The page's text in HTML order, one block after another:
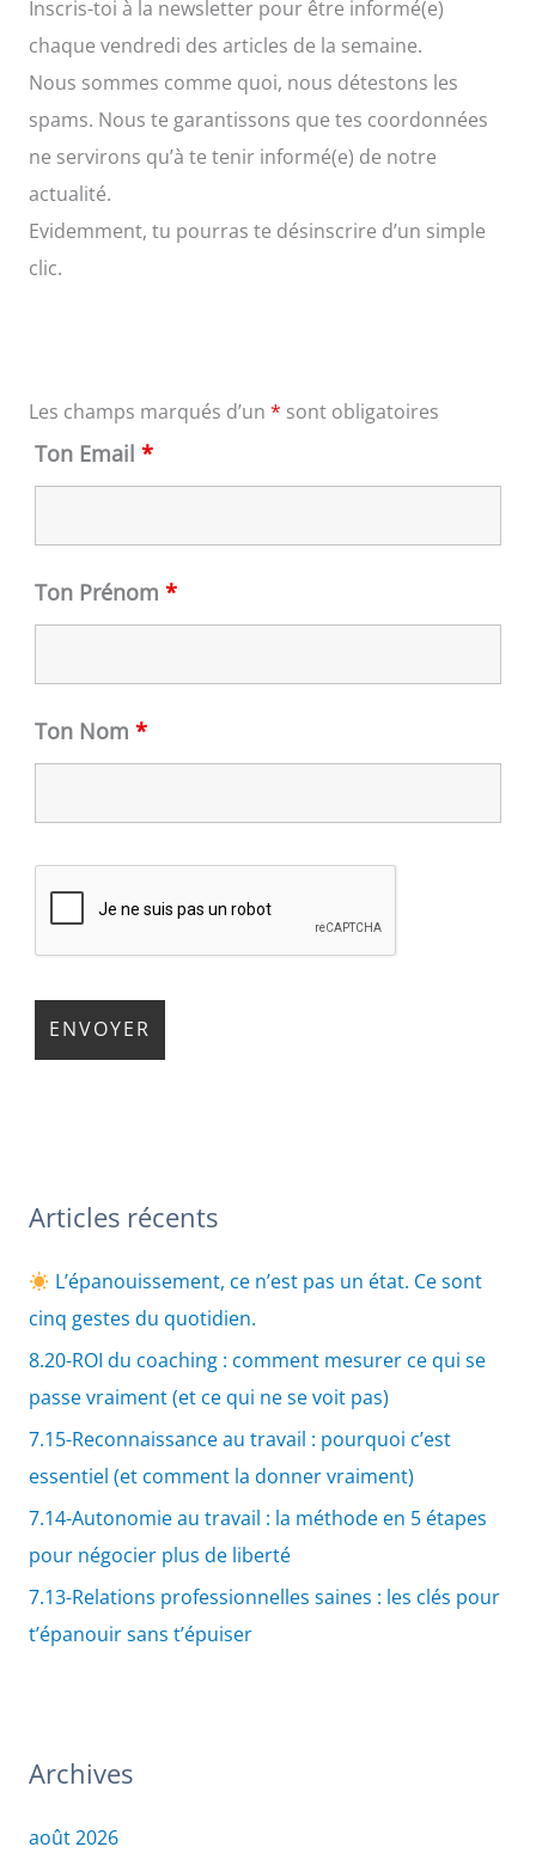
Inscris-toi à la newsletter pour être informé(e)
chaque vendredi des articles de la semaine.
Nous sommes comme quoi, nous détestons les
spams. Nous te garantissons que tes coordonnées
ne servirons qu’à te tenir informé(e) de notre
actualité.
Evidemment, tu pourras te désinscrire d’un simple
clic.
Les champs marqués d’un * sont obligatoires
Ton Email *
Ton Prénom *
Ton Nom *
Articles récents
L’épanouissement, ce n’est pas un état. Ce sont
cinq gestes du quotidien.
8.20-ROI du coaching : comment mesurer ce qui se
passe vraiment (et ce qui ne se voit pas)
7.15-Reconnaissance au travail : pourquoi c’est
essentiel (et comment la donner vraiment)
7.14-Autonomie au travail : la méthode en 5 étapes
pour négocier plus de liberté
7.13-Relations professionnelles saines : les clés pour
t’épanouir sans t’épuiser
Archives
août 2026